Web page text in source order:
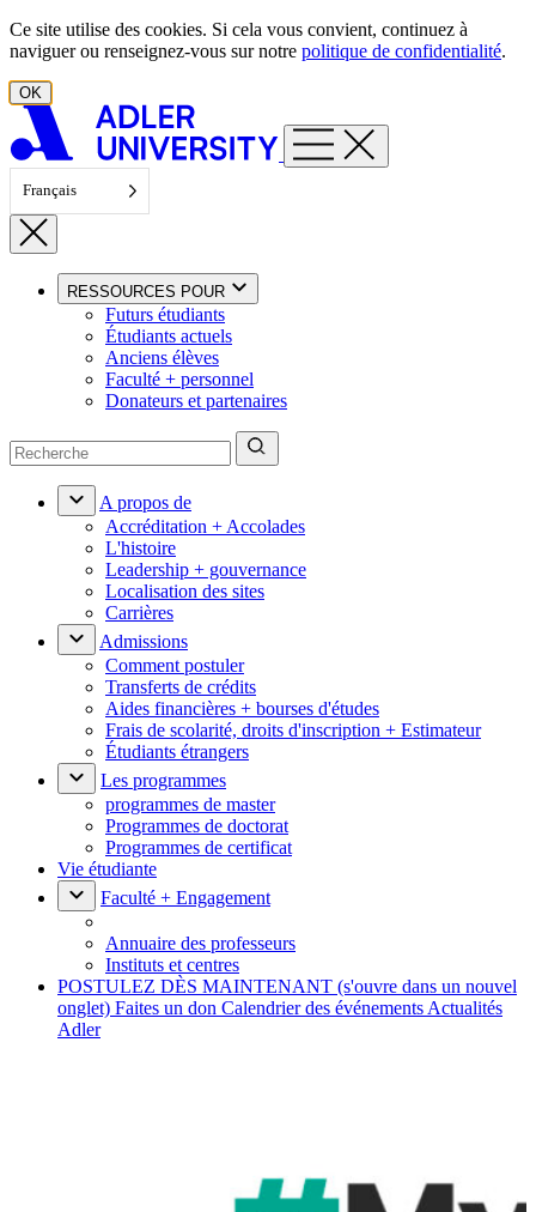
Aller au contenu
Ce site utilise des cookies. Si cela vous convient, continuez à
naviguer ou renseignez-vous sur notre politique de confidentialité.
OK
Français
RESSOURCES POUR
Futurs étudiants
Étudiants actuels
Anciens élèves
Faculté + personnel
Donateurs et partenaires
A propos de
Accréditation + Accolades
L'histoire
Leadership + gouvernance
Localisation des sites
Carrières
Admissions
Comment postuler
Transferts de crédits
Aides financières + bourses d'études
Frais de scolarité, droits d'inscription + Estimateur
Étudiants étrangers
Les programmes
programmes de master
Programmes de doctorat
Programmes de certificat
Vie étudiante
Faculté + Engagement
Annuaire des professeurs
Instituts et centres
POSTULEZ DÈS MAINTENANT (s'ouvre dans un nouvel
onglet) Faites un don Calendrier des événements Actualités
Adler